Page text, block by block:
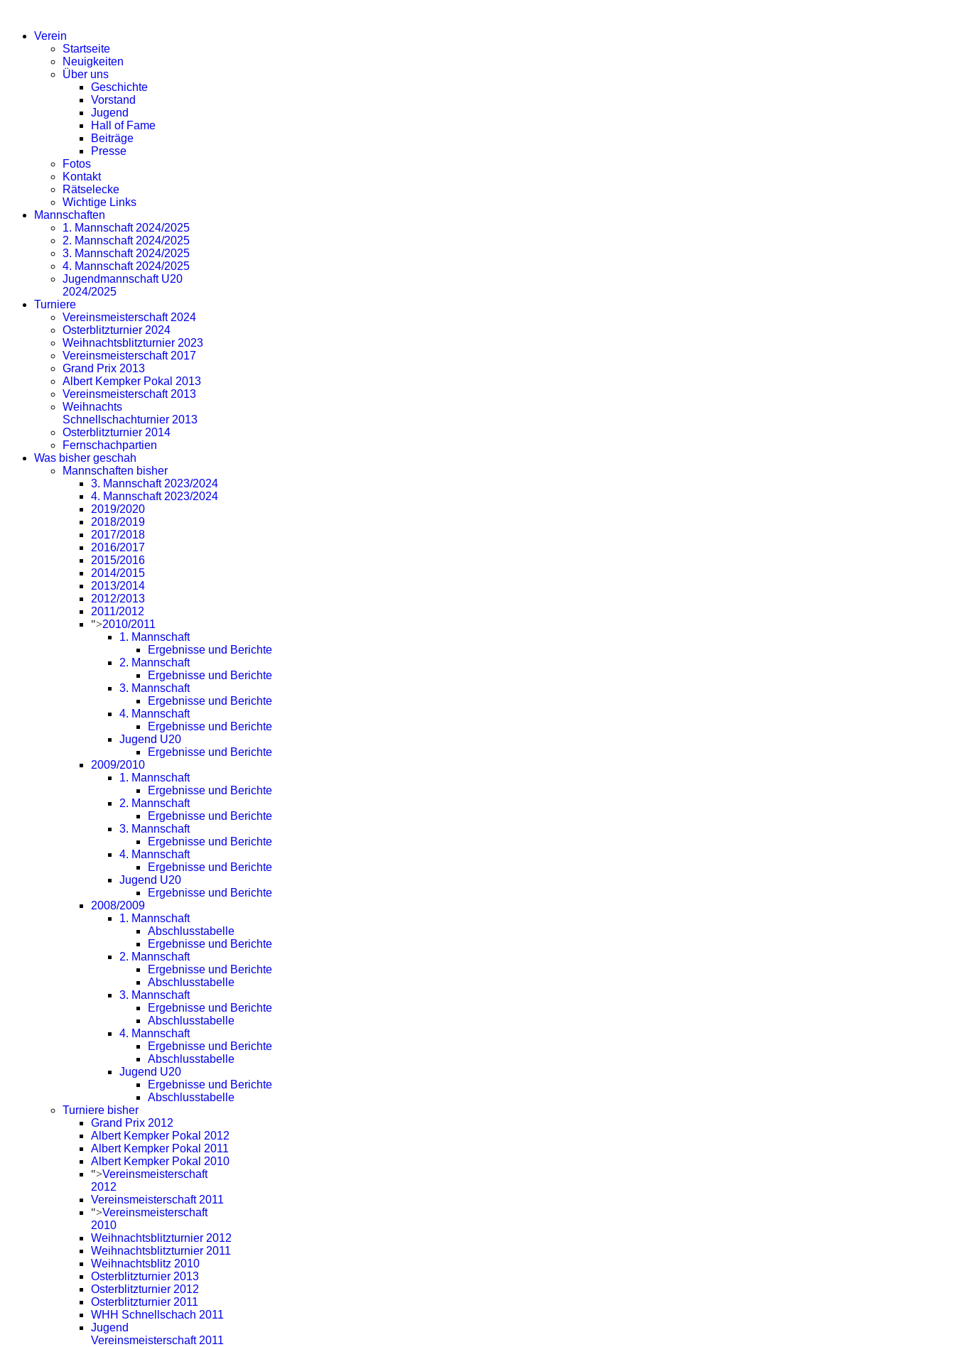
Verein
Startseite
Neuigkeiten
Über uns
Geschichte
Vorstand
Jugend
Hall of Fame
Beiträge
Presse
Fotos
Kontakt
Rätselecke
Wichtige Links
Mannschaften
1. Mannschaft 2024/2025
2. Mannschaft 2024/2025
3. Mannschaft 2024/2025
4. Mannschaft 2024/2025
Jugendmannschaft U20
2024/2025
Turniere
Vereinsmeisterschaft 2024
Osterblitzturnier 2024
Weihnachtsblitzturnier 2023
Vereinsmeisterschaft 2017
Grand Prix 2013
Albert Kempker Pokal 2013
Vereinsmeisterschaft 2013
Weihnachts
Schnellschachturnier 2013
Osterblitzturnier 2014
Fernschachpartien
Was bisher geschah
Mannschaften bisher
3. Mannschaft 2023/2024
4. Mannschaft 2023/2024
2019/2020
2018/2019
2017/2018
2016/2017
2015/2016
2014/2015
2013/2014
2012/2013
2011/2012
">2010/2011
1. Mannschaft
Ergebnisse und Berichte
2. Mannschaft
Ergebnisse und Berichte
3. Mannschaft
Ergebnisse und Berichte
4. Mannschaft
Ergebnisse und Berichte
Jugend U20
Ergebnisse und Berichte
2009/2010
1. Mannschaft
Ergebnisse und Berichte
2. Mannschaft
Ergebnisse und Berichte
3. Mannschaft
Ergebnisse und Berichte
4. Mannschaft
Ergebnisse und Berichte
Jugend U20
Ergebnisse und Berichte
2008/2009
1. Mannschaft
Abschlusstabelle
Ergebnisse und Berichte
2. Mannschaft
Ergebnisse und Berichte
Abschlusstabelle
3. Mannschaft
Ergebnisse und Berichte
Abschlusstabelle
4. Mannschaft
Ergebnisse und Berichte
Abschlusstabelle
Jugend U20
Ergebnisse und Berichte
Abschlusstabelle
Turniere bisher
Grand Prix 2012
Albert Kempker Pokal 2012
Albert Kempker Pokal 2011
Albert Kempker Pokal 2010
">Vereinsmeisterschaft
2012
Vereinsmeisterschaft 2011
">Vereinsmeisterschaft
2010
Weihnachtsblitzturnier 2012
Weihnachtsblitzturnier 2011
Weihnachtsblitz 2010
Osterblitzturnier 2013
Osterblitzturnier 2012
Osterblitzturnier 2011
WHH Schnellschach 2011
Jugend
Vereinsmeisterschaft 2011